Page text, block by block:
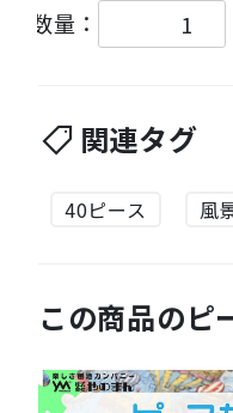
数量：
関連タグ
40ピース 風
この商品のピ